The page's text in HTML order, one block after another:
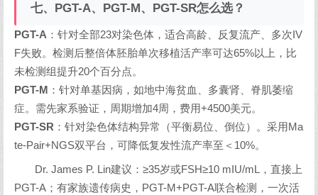
七、PGT-A、PGT-M、PGT-SR怎么选？
PGT-A ：针对全部23对染色体，适合高龄、反复流产、多次IV
F失败。检测后整倍体胚胎单次移植活产率可达65%以上，比
未检测组提升20个百分点。
PGT-M ：针对单基因病，如地中海贫血、多囊肾、脊肌萎缩
症。需先家系验证，周期增加4周，费用+4500美元。
PGT-SR ：针对染色体结构异常（平衡易位、倒位）。采用Ma
te-Pair+NGS双平台，可降低复发性流产率至＜10%。
Dr. James P. Lin建议：≥35岁或FSH≥10 mIU/mL，直接上
PGT-A；有家族遗传病史，PGT-M+PGT-A联合检测，一次活